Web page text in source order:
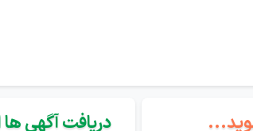
دریافت آگهی ها